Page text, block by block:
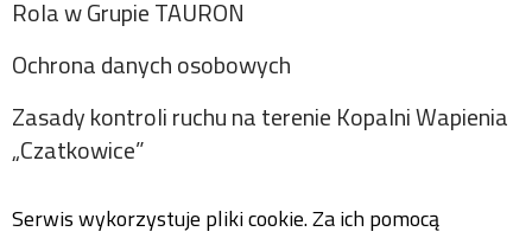
Rola w Grupie TAURON
Ochrona danych osobowych
Zasady kontroli ruchu na terenie Kopalni Wapienia
„Czatkowice”
Serwis wykorzystuje pliki cookie. Za ich pomocą